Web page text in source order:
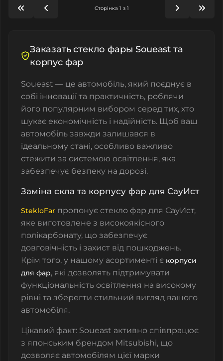
Сторінка 1 з 1
Заказать cтекло фары Soueast та
корпус фар
Soueast — це автомобіль, який поєднує в
собі інновації та практичність, роблячи
його популярним вибором серед тих, хто
шукає економічність і надійність. Щоб ваш
автомобіль завжди залишався в
ідеальному стані, особливо важливо
стежити за системою освітлення, яка
забезпечує безпеку на дорозі.
Заміна скла та корпусу фар для СауИст
StekloFar пропонує стекло фар для СауИст,
яке виготовлене з високоякісного
полікарбонату, що забезпечує
довговічність і захист від пошкоджень.
Крім того, у нашому асортименті є корпуси
для фар, які дозволять підтримувати
функціональність освітлення на високому
рівні та зберегти стильний вигляд вашого
автомобіля.
Цікавий факт: Soueast активно співпрацює
з японським брендом Mitsubishi, що
дозволяє автомобілям цієї марки